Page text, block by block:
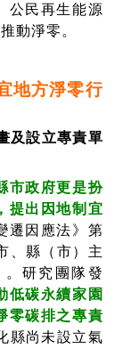
公民再生能源
動淨零。
地方淨零行
及設立專責單
市政府更是扮
提出因地制宜
遷因應法》第
、縣（市）主
研究團隊發
低碳永續家園
零碳排之專責
縣尚未設立氣